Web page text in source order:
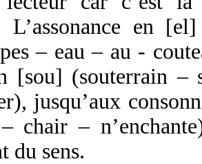
L’assonance en
– eau – au -
[sou] (souterrain –
jusqu’aux
chair –
du sens.